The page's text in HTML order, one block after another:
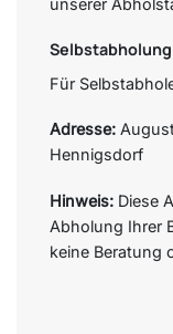
Für
Adresse:
Hennigsdorf
Hinweis: Diese
Abholung Ihrer
keine Beratung